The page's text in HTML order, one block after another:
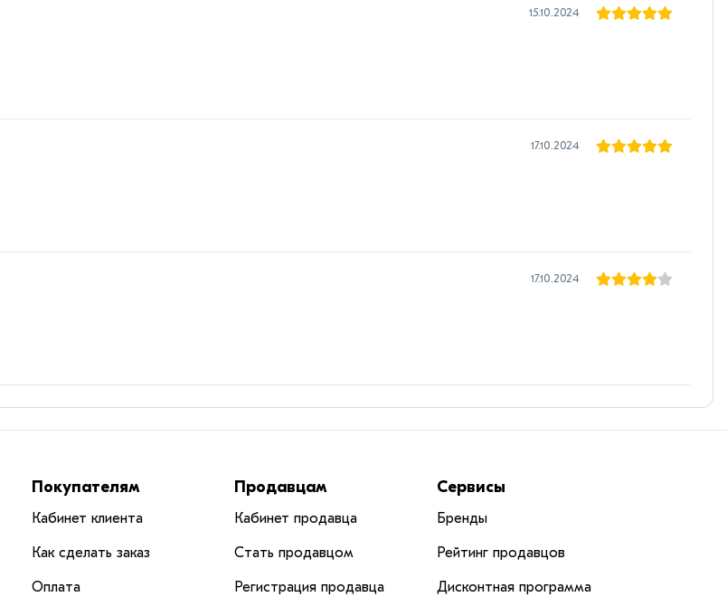
15.10.2024
17.10.2024
17.10.2024
Покупателям
Кабинет клиента
Как сделать заказ
Оплата
Продавцам
Кабинет продавца
Стать продавцом
Регистрация продавца
Сервисы
Бренды
Рейтинг продавцов
Дисконтная программа